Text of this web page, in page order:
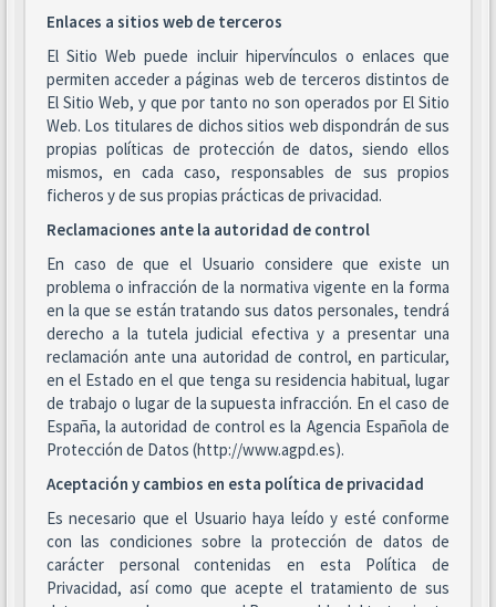
Enlaces a sitios web de terceros
El Sitio Web puede incluir hipervínculos o enlaces que
permiten acceder a páginas web de terceros distintos de
El Sitio Web, y que por tanto no son operados por El Sitio
Web. Los titulares de dichos sitios web dispondrán de sus
propias políticas de protección de datos, siendo ellos
mismos, en cada caso, responsables de sus propios
ficheros y de sus propias prácticas de privacidad.
Reclamaciones ante la autoridad de control
En caso de que el Usuario considere que existe un
problema o infracción de la normativa vigente en la forma
en la que se están tratando sus datos personales, tendrá
derecho a la tutela judicial efectiva y a presentar una
reclamación ante una autoridad de control, en particular,
en el Estado en el que tenga su residencia habitual, lugar
de trabajo o lugar de la supuesta infracción. En el caso de
España, la autoridad de control es la Agencia Española de
Protección de Datos (http://www.agpd.es).
Aceptación y cambios en esta política de privacidad
Es necesario que el Usuario haya leído y esté conforme
con las condiciones sobre la protección de datos de
carácter personal contenidas en esta Política de
Privacidad, así como que acepte el tratamiento de sus